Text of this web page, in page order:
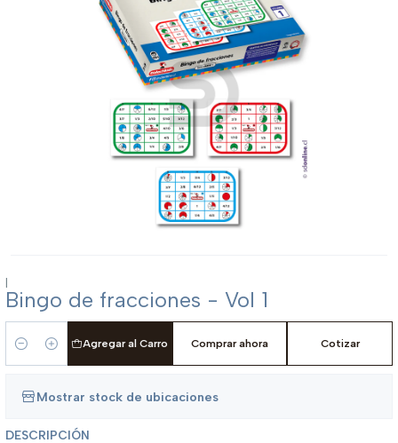
|
Bingo de fracciones - Vol 1
Cantidad
Agregar al Carro Comprar ahora Cotizar
Mostrar stock de ubicaciones
DESCRIPCIÓN